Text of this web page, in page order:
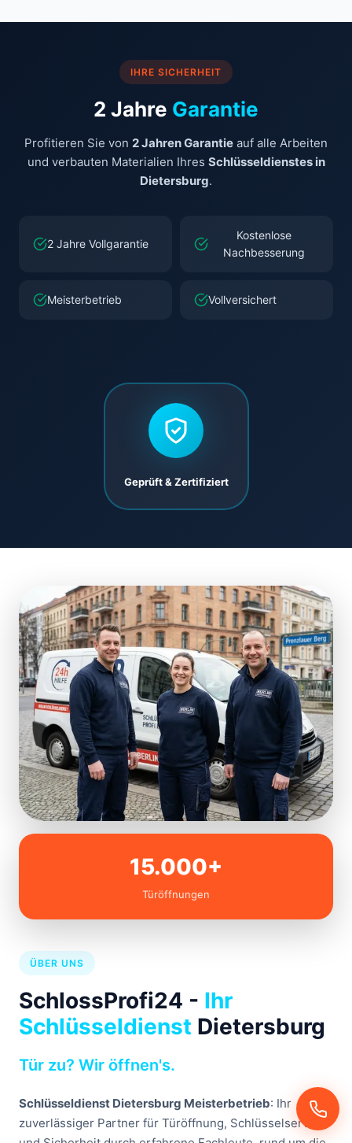
IHRE SICHERHEIT
2 Jahre Garantie
Profitieren Sie von 2 Jahren Garantie auf alle Arbeiten
und verbauten Materialien Ihres Schlüsseldienstes in
Dietersburg.
2 Jahre Vollgarantie
Kostenlose
Nachbesserung
Meisterbetrieb Vollversichert
Geprüft & Zertifiziert
15.000+
Türöffnungen
ÜBER UNS
SchlossProfi24 - Ihr
Schlüsseldienst Dietersburg
Tür zu? Wir öffnen's.
Schlüsseldienst Dietersburg Meisterbetrieb: Ihr
zuverlässiger Partner für Türöffnung, Schlüsselservice